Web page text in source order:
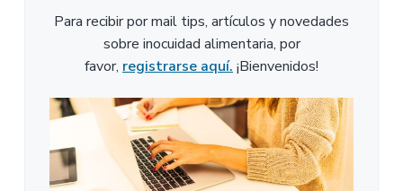
Para recibir por mail tips, artículos y novedades
sobre inocuidad alimentaria, por
favor, registrarse aquí. ¡Bienvenidos!